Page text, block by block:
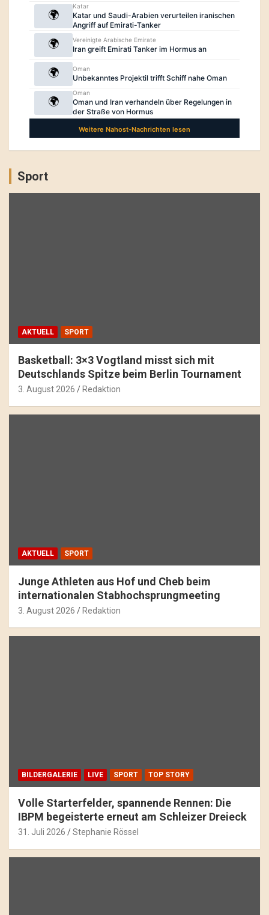
Sport
AKTUELL SPORT
Basketball: 3×3 Vogtland misst sich mit
Deutschlands Spitze beim Berlin Tournament
3. August 2026 Redaktion
AKTUELL SPORT
Junge Athleten aus Hof und Cheb beim
internationalen Stabhochsprungmeeting
3. August 2026 Redaktion
BILDERGALERIE LIVE SPORT TOP STORY
Volle Starterfelder, spannende Rennen: Die
IBPM begeisterte erneut am Schleizer Dreieck
31. Juli 2026 Stephanie Rössel